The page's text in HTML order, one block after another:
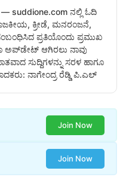
— suddione.com ನಲ್ಲಿ ಓದಿ
ಕ್ರೀಡೆ, ಮನರಂಜನೆ,
ಸಂಬಂಧಿಸಿದ ಪ್ರತಿಯೊಂದು ಪ್ರಮುಖ
ಅಪ್‌ಡೇಟ್ ಆಗಿರಲು ನಾವು
ಸುದ್ದಿಗಳನ್ನು ಸರಳ ಹಾಗೂ
ನಾಗೇಂದ್ರ ರೆಡ್ಡಿ ಪಿ.ಎಲ್
Join Now
Join Now